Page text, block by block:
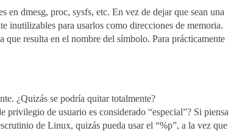
en dmesg, proc, sysfs, etc. En vez de dejar que sean una
inutilizables para usarlos como direcciones de memoria.
que resulta en el nombre del símbolo. Para prácticamente
¿Quizás se podría quitar totalmente?
privilegio de usuario es considerado “especial”? Si piensa
de Linux, quizás pueda usar el “%p”, a la vez que